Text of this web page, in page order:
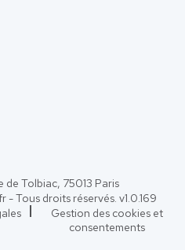
de Tolbiac, 75013 Paris
- Tous droits réservés. v1.0.169
Gestion des cookies et
consentements